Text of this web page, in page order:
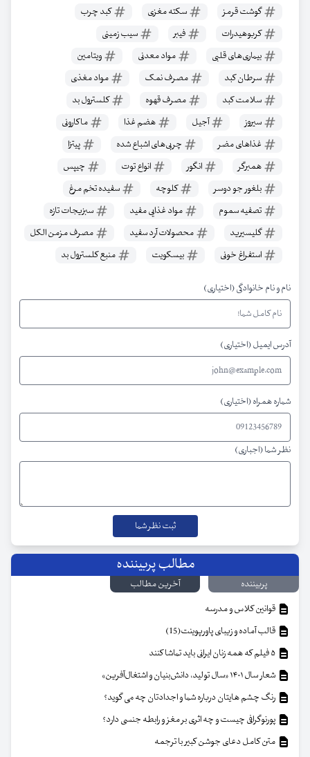
گوشت قرمز
سکته مغزی
کبد چرب
کربوهیدرات
فیبر
سیب زمینی
بیماری‌های قلبی
مواد معدنی
ویتامین
سرطان کبد
مصرف نمک
مواد مغذی
سلامت کبد
مصرف قهوه
کلسترول بد
سیروز
آجیل هضم غذا
ماکارونی
غذاهای مضر
چربی‌های اشباع شده
پیتزا
همبرگر
انگور انواع توت
چیپس
بلغور جو دوسر
کلوچه
سفیده تخم مرغ
تصفیه سموم
مواد غذایی مفید
سبزیجات تازه
گلیسیرید
محصولات آرد سفید
مصرف مزمن الکل
استفراغ خونی
بیسکویت منبع کلسترول بد
نام و نام خانوادگی (اختیاری)
آدرس ایمیل (اختیاری)
شماره همراه (اختیاری)
نظر شما (اجباری)
مطالب پربیننده
پربیننده
آخرین مطالب
قوانین کلاس و مدرسه
قالب آماده و زیبای پاورپوینت(15)
شعار سال ۱۴۰۱ «سال تولید، دانش‌بنیان و اشتغال‌آفرین»
رنگ چشم هایتان درباره شما و اجدادتان چه می گوید؟
پورنوگرافی چیست و چه اثری بر مغز و رابطه جنسی دارد؟
متن کامل دعای جوشن کبیر با ترجمه